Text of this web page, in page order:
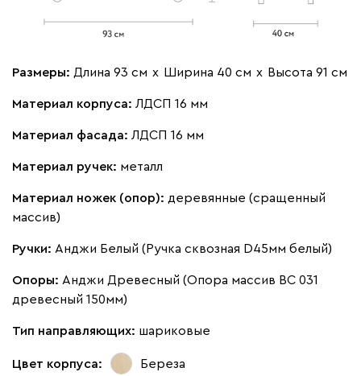
Размеры: Длина 93 см х Ширина 40 см х Высота 91 см
Материал корпуса: ЛДСП 16 мм
Материал фасада: ЛДСП 16 мм
Материал ручек: металл
Материал ножек (опор): деревянные (сращенный
массив)
Ручки: Анджи Белый (Ручка сквозная D45мм белый)
Опоры: Анджи Древесный (Опора массив ВС 031
древесный 150мм)
Тип направляющих: шариковые
Цвет корпуса: Береза